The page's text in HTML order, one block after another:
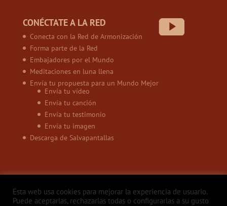
CONÉCTATE A LA RED
Conecta con la Red de Armonización
Forma parte de la Red
Embajadores por el Mundo
Meditaciones en luna llena
Envía tu propuesta para un Mundo Mejor
Envía tu vídeo
Envía tu canción
Envía tu testimonio
Envía tu imagen
Descarga de Salvapantallas
Esta web usa cookies para mejorar la experiencia de usuario.
Puede aceptarlas, rechazarlas todas o configurarlas a su gusto